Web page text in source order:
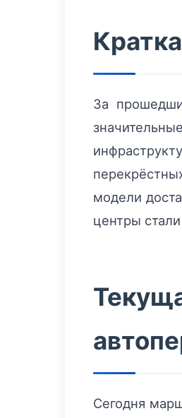
За
модели
центры
Сегодня